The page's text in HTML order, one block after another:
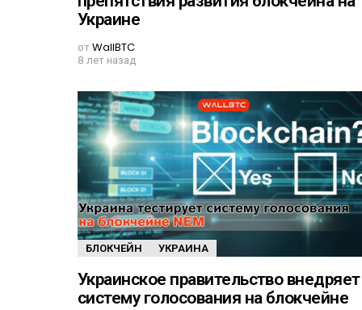
Украине
отWallBTC
8 лет назад
БЛОКЧЕЙН УКРАИНА
Украинское правительство внедряет
систему голосования на блокчейне